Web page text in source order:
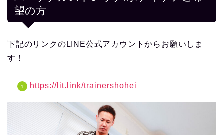
望の方
下記のリンクのLINE公式アカウントからお願いしま
す！
https://lit.link/trainershohei